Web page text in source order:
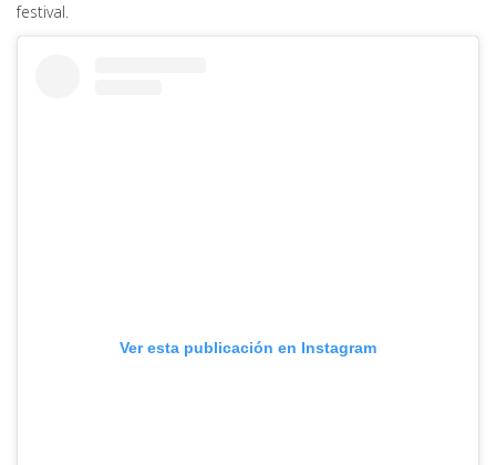
festival.
Ver esta publicación en Instagram